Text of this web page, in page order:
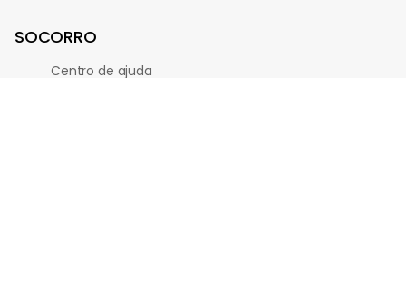
SOCORRO
Centro de ajuda